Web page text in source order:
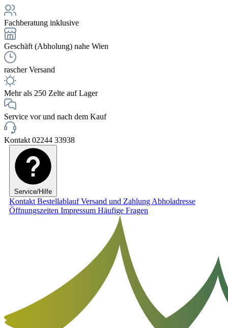
Fachberatung inklusive
Geschäft (Abholung) nahe Wien
rascher Versand
Mehr als 250 Zelte auf Lager
Service vor und nach dem Kauf
Kontakt 02244 33938
Service/Hilfe
Kontakt BestellablaufVersand und Zahlung Abholadresse
Öffnungszeiten Impressum Häufige Fragen